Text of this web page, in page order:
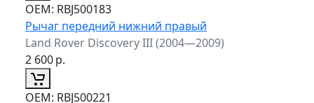
ОЕМ: RBJ500183
Рычаг передний нижний правый
Land Rover Discovery III (2004—2009)
2 600р.
ОЕМ: RBJ500221